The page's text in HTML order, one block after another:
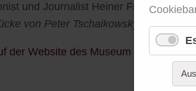
und Journalist Heiner Frost wird mit
von Peter Tschaikowsky
und
der Website des Museum Kurhaus